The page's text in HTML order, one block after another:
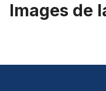
Images de